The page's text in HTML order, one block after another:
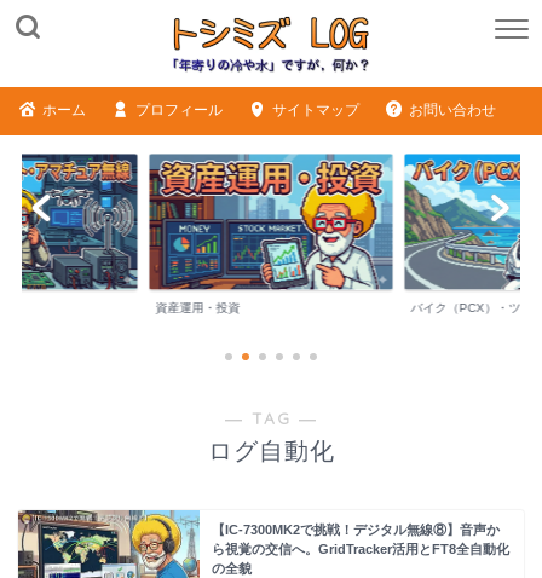
ホーム プロフィール サイトマップ お問い合わせ
資産運用・投資 バイク（PCX）・ツー
― TAG ―
ログ自動化
【IC-7300MK2で挑戦！デジタル無線⑧】音声か
ら視覚の交信へ。GridTracker活用とFT8全自動化
の全貌